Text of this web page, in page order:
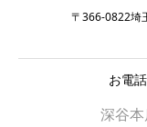
〒366-0822埼
お電
深谷